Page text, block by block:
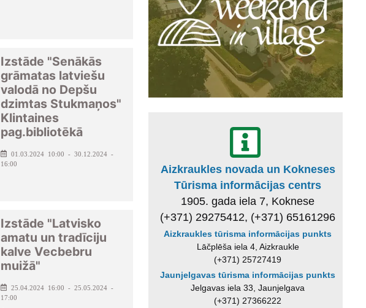
Izstāde "Senākās
grāmatas latviešu
valodā no Depšu
dzimtas Stukmaņos"
Klintaines
pag.bibliotēkā
01.03.2024 10:00 - 30.12.2024 -
16:00
Izstāde "Latvisko
amatu un tradīciju
kalve Vecbebru
muižā"
25.04.2024 16:00 - 25.05.2024 -
17:00
Aizkraukles novada un Kokneses
Tūrisma informācijas centrs
1905. gada iela 7, Koknese
(+371) 29275412, (+371) 65161296
Aizkraukles tūrisma informācijas punkts
Lāčplēša iela 4, Aizkraukle
(+371) 25727419
Jaunjelgavas tūrisma informācijas punkts
Jelgavas iela 33, Jaunjelgava
(+371) 27366222